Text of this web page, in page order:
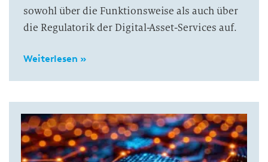
sowohl über die Funktionsweise als auch über
die Regulatorik der Digital-Asset-Services auf.
Weiterlesen »